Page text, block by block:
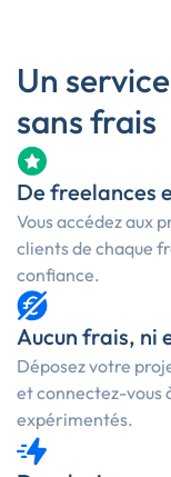
Un
sans frais
De freelances
Vous accédez aux
clients de chaque
confiance.
Aucun frais, ni
Déposez votre
et connectez-vous
expérimentés.